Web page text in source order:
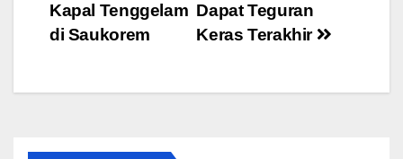
Dapat Teguran
Keras Terakhir
Kapal Tenggelam
di Saukorem